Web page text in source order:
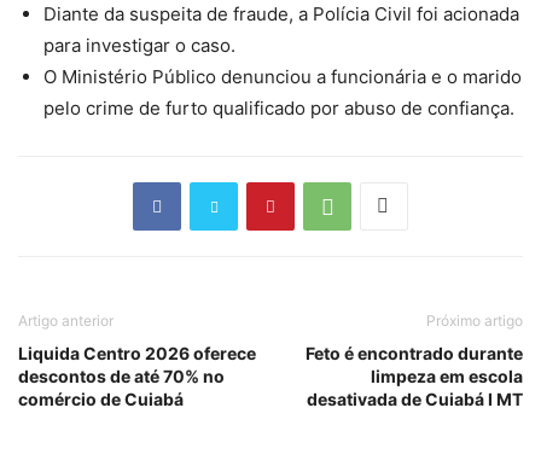
Diante da suspeita de fraude, a Polícia Civil foi acionada
para investigar o caso.
O Ministério Público denunciou a funcionária e o marido
pelo crime de furto qualificado por abuso de confiança.
Artigo anterior
Liquida Centro 2026 oferece
descontos de até 70% no
comércio de Cuiabá
Próximo artigo
Feto é encontrado durante
limpeza em escola
desativada de Cuiabá I MT